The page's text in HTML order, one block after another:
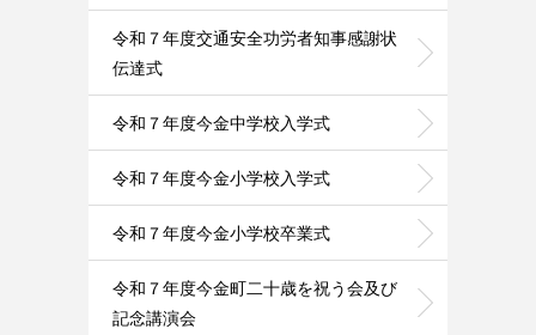
令和７年度交通安全功労者知事感謝状
伝達式
令和７年度今金中学校入学式
令和７年度今金小学校入学式
令和７年度今金小学校卒業式
令和７年度今金町二十歳を祝う会及び
記念講演会